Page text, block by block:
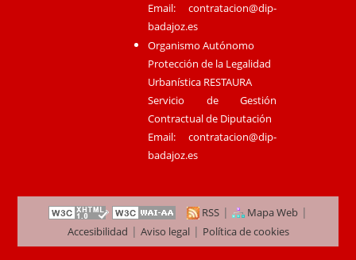
Email:contratacion@dip-
badajoz.es
Organismo Autónomo
Protección de la Legalidad
Urbanística RESTAURA
Servicio de Gestión
Contractual de Diputación
Email:contratacion@dip-
badajoz.es
RSS | Mapa Web |
Accesibilidad | Aviso legal| Política de cookies